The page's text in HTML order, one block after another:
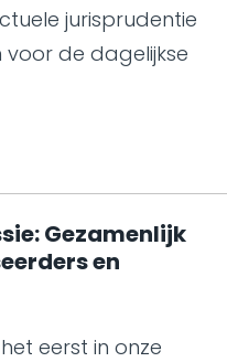
jurisprudentie
de dagelijkse
Gezamenlijk
en
eerst in onze